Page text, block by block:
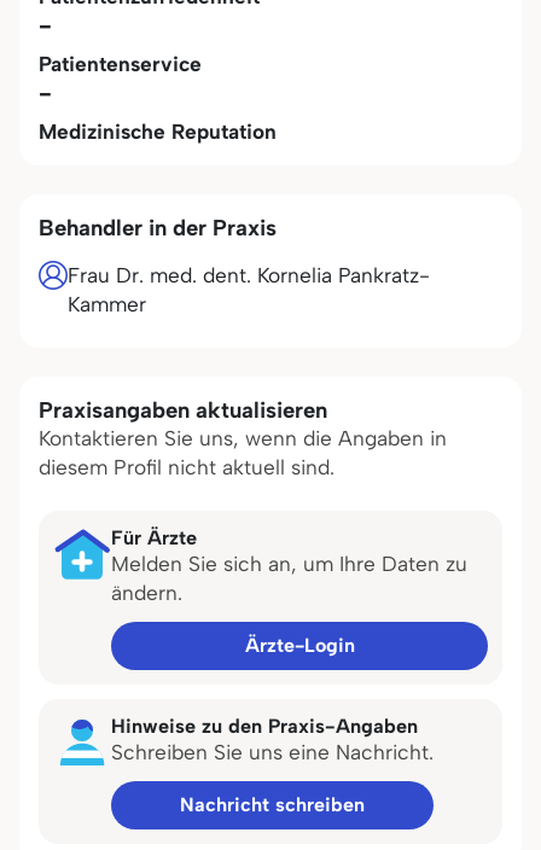
-
Patientenservice
-
Medizinische Reputation
Behandler in der Praxis
Frau Dr. med. dent. Kornelia Pankratz-
Kammer
Praxisangaben aktualisieren
Kontaktieren Sie uns, wenn die Angaben in
diesem Profil nicht aktuell sind.
Für Ärzte
Melden Sie sich an, um Ihre Daten zu
ändern.
Ärzte-Login
Hinweise zu den Praxis-Angaben
Schreiben Sie uns eine Nachricht.
Nachricht schreiben